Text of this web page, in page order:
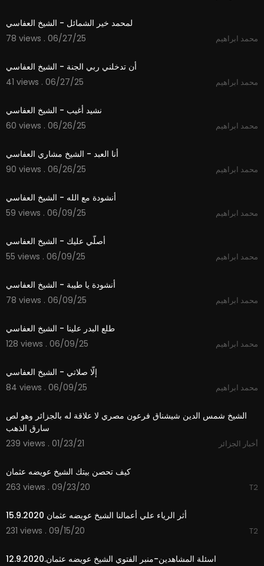
لمحمد خير الشمائل - الشيخ العفاسي
78 views . 06/27/25
محمد ابراهيم
أن تدخلني ربي الجنة - الشيخ العفاسي
41 views . 06/27/25
محمد ابراهيم
نشيد أغيب - الشيخ العفاسي
60 views . 06/26/25
محمد ابراهيم
أنا العبد - الشيخ مشاري العفاسي
90 views . 06/26/25
محمد ابراهيم
أنشودة مع الله - الشيخ العفاسي
59 views . 06/09/25
محمد ابراهيم
أصلّي عليك - الشيخ العفاسي
55 views . 06/09/25
محمد ابراهيم
أنشودة يا طيبة - الشيخ العفاسي
78 views . 06/09/25
محمد ابراهيم
طلع البدر علينا - الشيخ العفاسي
128 views . 06/09/25
محمد ابراهيم
إلّا صلاتي - الشيخ العفاسي
84 views . 06/09/25
محمد ابراهيم
الشيخ شمس الدين شيشناق فرعون مصري لا علاقة له بالجزائر وهو لص
سارق الذهب
239 views . 01/23/21
أخبار الجزائر
كيف تحصن بيتك الشيخ عويضه عثمان
263 views . 09/23/20
T2
أثر الرياء علي أعمالنا الشيخ عويضه عثمان 15.9.2020
231 views . 09/15/20
T2
اسئلة المشاهدين-منبر الفتوي الشيخ عويضه عثمان.12.9.2020